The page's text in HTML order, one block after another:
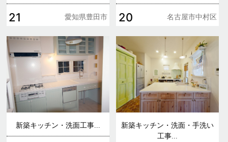
21 愛知県豊田市 20 名古屋市中村区
新築キッチン・洗面工事...
新築キッチン・洗面・手洗い
工事...